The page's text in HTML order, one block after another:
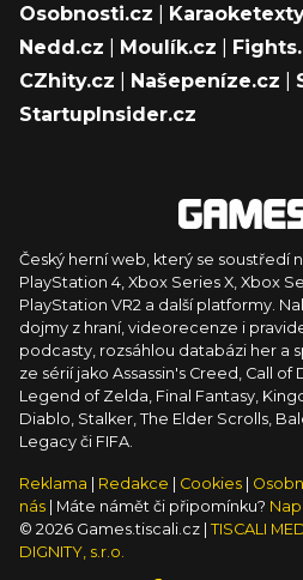
Osobnosti.cz
Nedd.cz
Moulík.cz
CZhity.cz
Našepeníze.cz
StartupInsider.cz
Český herní web, který se soustředí
PlayStation 4, Xbox Series X, Xbox
PlayStation VR2 a další platformy.
dojmy z hraní, videorecenze i
podcasty, rozsáhlou databázi her a
ze sérií jako Assassin's Creed, Call of
Legend of Zelda, Final Fantasy,
Diablo, Stalker, The Elder Scrolls,
Legacy či FIFA.
Reklama Redakce Cookies
nás
| Máte námět či připomínku?
© 2026 Games.tiscali.cz | TISCALI
DIGNITY, s.r.o.